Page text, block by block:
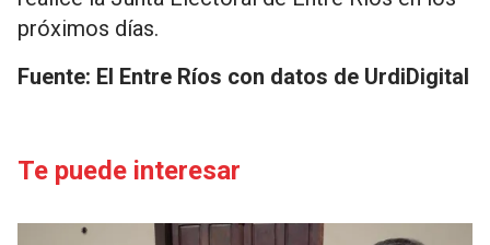
próximos días.
Fuente: El Entre Ríos con datos de UrdiDigital
Te puede interesar